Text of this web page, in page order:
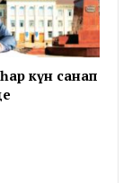
күн санап